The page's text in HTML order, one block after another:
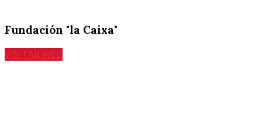
Fundación "la Caixa"
VISITAR WEB